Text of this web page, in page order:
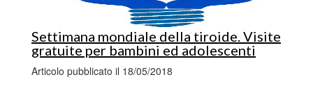
Settimana mondiale della tiroide. Visite
gratuite per bambini ed adolescenti
Articolo pubblicato il 18/05/2018